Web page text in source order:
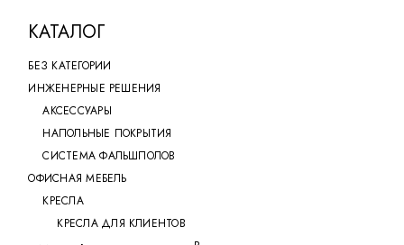
роль в организации деловых процессов. Он влияет
использовать пространство и формирует впечатление
о компании. Качественный стол в сочетании с другой
офисной мебелью создает комфортный интерьер,
который представляет бизнес на высоком уровне.
Столы для
переговорных в
КАТАЛОГ
БЕЗ КАТЕГОРИИ
ИНЖЕНЕРНЫЕ РЕШЕНИЯ
АКСЕССУАРЫ
НАПОЛЬНЫЕ ПОКРЫТИЯ
СИСТЕМА ФАЛЬШПОЛОВ
ОФИСНАЯ МЕБЕЛЬ
КРЕСЛА
КРЕСЛА ДЛЯ КЛИЕНТОВ